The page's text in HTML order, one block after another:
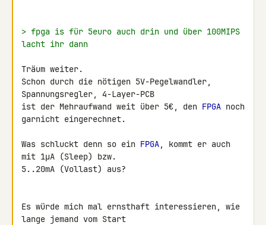
> fpga is für 5euro auch drin und über 100MIPS
lacht ihr dann
Träum weiter.
Schon durch die nötigen 5V-Pegelwandler,
Spannungsregler, 4-Layer-PCB
ist der Mehraufwand weit über 5€, den FPGA noch
garnicht eingerechnet.
Was schluckt denn so ein FPGA, kommt er auch
mit 1µA (Sleep) bzw.
5..20mA (Vollast) aus?
Es würde mich mal ernsthaft interessieren, wie
lange jemand vom Start